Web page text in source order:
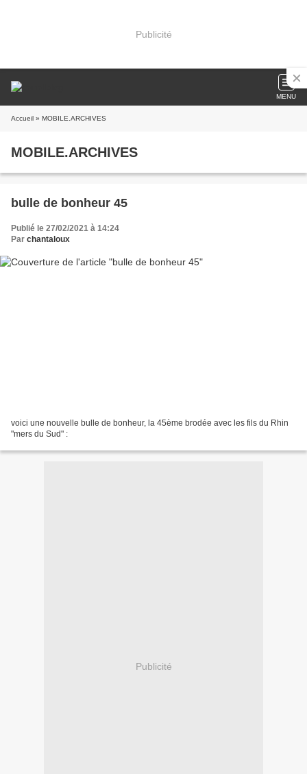
Publicité
MENU
Accueil » MOBILE.ARCHIVES
MOBILE.ARCHIVES
bulle de bonheur 45
Publié le 27/02/2021 à 14:24
Par chantaloux
voici une nouvelle bulle de bonheur, la 45ème brodée avec les fils du Rhin
"mers du Sud" :
Publicité